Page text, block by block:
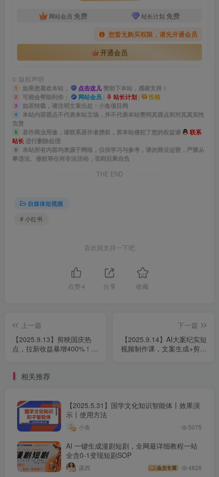
网站会员 免费 站长计划 免费
您暂无购买权限，请先开通会员
开通会员
© 版权声明
1 如果您喜欢本站， 点击这儿赞助下本站，感谢支持！
2 可能会帮助到你： 网站会员 | 站长计划 | 投稿
3 如若转载，请注明文章出处：小鱼项目网
4
本站内容观点不代表本站立场，并不代表本站赞同其观点和对其真实性
负责
5 若作商业用途，请联系原作者授权，若本站侵犯了您的权益请
联系
站长进行删除处理
6
本站所有内容均来源于网络，仅供学习与参考，请勿商业运营，严禁从
事违法、侵权等任何非法活动，否则后果自负
THE END
自媒体短视频
# 小红书
喜欢就支持一下吧
点赞 4 分享 收藏
上一篇
【2025.9.13】剪映国庆热
点，拉新收益暴增400%！单
下一篇
【2025.9.14】AI大案纪实短
视频制作课，文案生成+剪辑
相关推荐
【2025.5.31】国学文化知识智能体丨效果演
示丨使用方法
小鱼 5075
AI 一键生成漫剧短剧，全网最详细教程一站
全含0-1变现短剧SOP
露西 会员专属 4826